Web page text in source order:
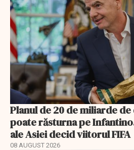
Planul de 20 de miliarde
poate răsturna pe
ale Asiei decid viitorul FIFA
08 AUGUST 2026